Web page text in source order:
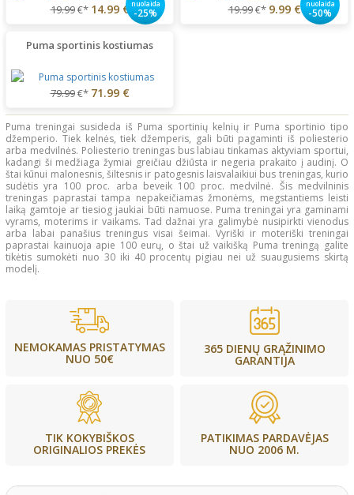
nuolaida
-25%
19.99€* 14.99 €
nuolaida
-50%
19.99€* 9.99 €
Puma sportinis kostiumas
79.99€* 71.99 €
Puma treningai susideda iš Puma sportinių kelnių ir Puma sportinio tipo
džemperio. Tiek kelnės, tiek džemperis, gali būti pagaminti iš poliesterio
arba medvilnės. Poliesterio treningas bus labiau tinkamas aktyviam sportui,
kadangi ši medžiaga žymiai greičiau džiūsta ir negeria prakaito į audinį. O
štai kūnui malonesnis, šiltesnis ir patogesnis laisvalaikiui bus treningas, kurio
sudėtis yra 100 proc. arba beveik 100 proc. medvilnė. Šis medvilninis
treningas paprastai tampa nepakeičiamas žmonėms, megstantiems leisti
laiką gamtoje ar tiesiog jaukiai būti namuose. Puma treningai yra gaminami
vyrams, moterims ir vaikams. Tad dažnai yra galimybė nusipirkti vienodus
arba labai panašius treningus visai šeimai. Vyriški ir moteriški treningai
paprastai kainuoja apie 100 eurų, o štai už vaikišką Puma treningą galite
tikėtis sumokėti nuo 30 iki 40 procentų pigiau nei už suaugusiems skirtą
modelį.
NEMOKAMAS PRISTATYMAS
NUO 50€
365 DIENŲ GRĄŽINIMO
GARANTIJA
TIK KOKYBIŠKOS
ORIGINALIOS PREKĖS
PATIKIMAS PARDAVĖJAS
NUO 2006 M.